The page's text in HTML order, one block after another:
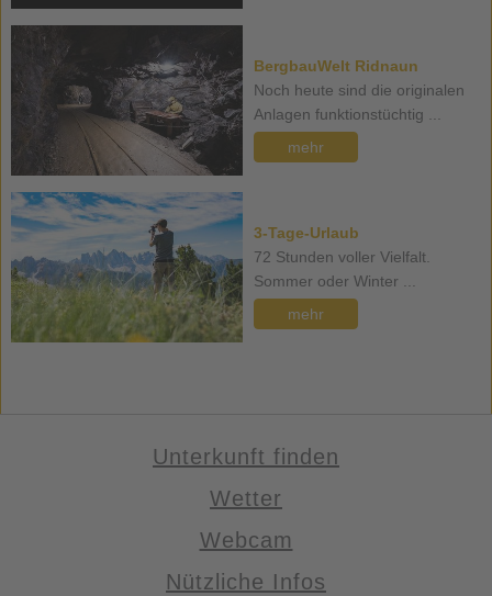
BergbauWelt Ridnaun
Noch heute sind die originalen
Anlagen funktionstüchtig ...
mehr
3-Tage-Urlaub
72 Stunden voller Vielfalt.
Sommer oder Winter ...
mehr
Unterkunft finden
Wetter
Webcam
Nützliche Infos